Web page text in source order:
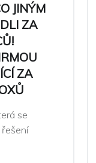
JINÝM
ZA
ZA
se